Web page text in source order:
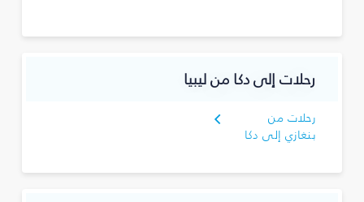
رحلات إلى دكا من ليبيا
رحلات من
بنغازي إلى دكا